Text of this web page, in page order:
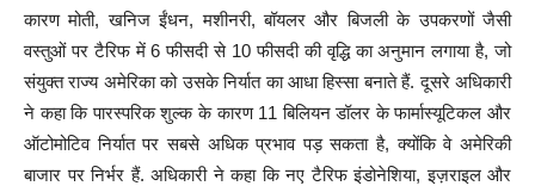
कारण मोती, खनिज ईंधन, मशीनरी, बॉयलर और बिजली के उपकरणों जैसी
वस्तुओं पर टैरिफ में 6 फीसदी से 10 फीसदी की वृद्धि का अनुमान लगाया है, जो
संयुक्त राज्य अमेरिका को उसके निर्यात का आधा हिस्सा बनाते हैं. दूसरे अधिकारी
ने कहा कि पारस्परिक शुल्क के कारण 11 बिलियन डॉलर के फार्मास्यूटिकल और
ऑटोमोटिव निर्यात पर सबसे अधिक प्रभाव पड़ सकता है, क्योंकि वे अमेरिकी
बाजार पर निर्भर हैं. अधिकारी ने कहा कि नए टैरिफ इंडोनेशिया, इज़राइल और